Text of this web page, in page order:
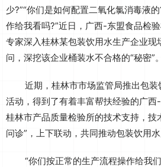
少?”“你们是如何配置二氧化氯消毒液
作给我看吗?”近日，广西-东盟食品检
专家深入桂林某包装饮用水生产企业现
问，深挖该企业桶装水不合格的“秘密”。
近期，桂林市市场监管局推出包
活动，得到了有着丰富帮扶经验的广西
桂林市产品质量检验所的技术支持，技
问诊”，上下联动，共同推动包装饮用水
“你们按正常的生产流程操作给我